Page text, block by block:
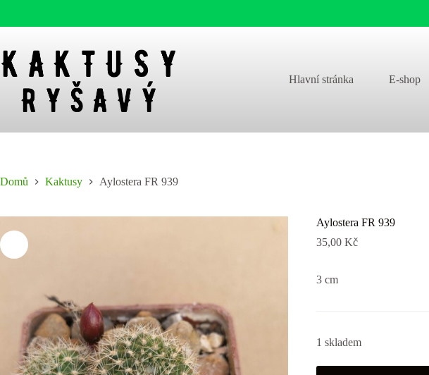
content
Hlavní stránka E-shop
Domů Kaktusy Aylostera FR 939
Aylostera FR 939
35,00Kč
3 cm
1 skladem